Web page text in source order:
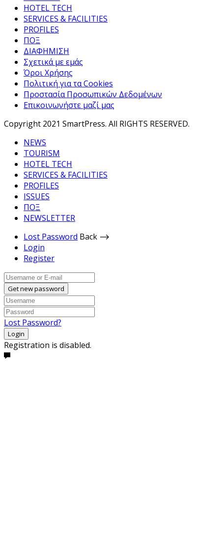
HOTEL TECH
SERVICES & FACILITIES
PROFILES
ΠΟΞ
ΔΙΑΦΗΜΙΣΗ
Σχετικά με εμάς
Όροι Χρήσης
Πολιτική για τα Cookies
Προστασία Προσωπικών Δεδομένων
Επικοινωνήστε μαζί μας
Copyright 2021 SmartPress. All RIGHTS RESERVED.
NEWS
TOURISM
HOTEL TECH
SERVICES & FACILITIES
PROFILES
ISSUES
ΠΟΞ
NEWSLETTER
Lost Password Back ⟶
Login
Register
Get new password
Lost Password?
Login
Registration is disabled.